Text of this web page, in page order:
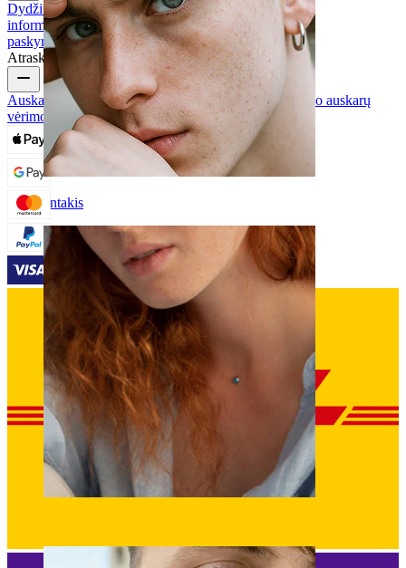
antakis
Dydžių vadovasUžsakymo sekimas Pristatymo
informacijaGrąžinimas ir atšaukimasMokėjimas Mano
paskyraBodymod pagalba
Atraskite
Auskarų tipai Vėrimo papuošalų medžiagosPriežiūra po auskarų
vėrimo